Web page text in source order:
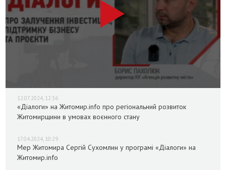
12.07.2024, 12:36
«Діалоги» на Житомир.info про регіональний розвиток
Житомирщини в умовах воєнного стану
17.04.2024, 10:29
Мер Житомира Сергій Сухомлин у програмі «Діалоги» на
Житомир.info